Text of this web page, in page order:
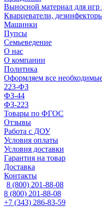
Выносной материал для игр
Кварцеватели,
Машинки
Пупсы
Семьеведение
О нас
О компании
Политика
Оформляем все
223-ФЗ
ФЗ-44
ФЗ-223
Товары по ФГОС
Отзывы
Работа с ДОУ
Условия оплаты
Условия доставки
Гарантия на товар
Доставка
Контакты
8 (800) 201-88-08
8 (800) 201-88-08
+7 (343) 286-83-59